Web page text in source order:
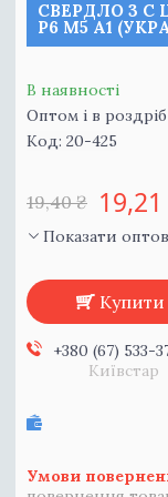
СВЕРДЛО 3 С
Р6 М5 А1
В наявності
Оптом і в роздріб
Код: 20-425
19,40 ₴
Показати
Купити
+380 (67) 533-
Київстар